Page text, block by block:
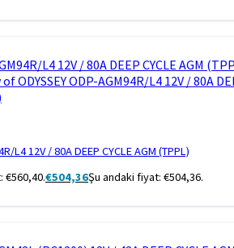
L4 12V / 80A DEEP CYCLE AGM (TPPL)
€560,40.€504,36Şu andaki fiyat: €504,36.